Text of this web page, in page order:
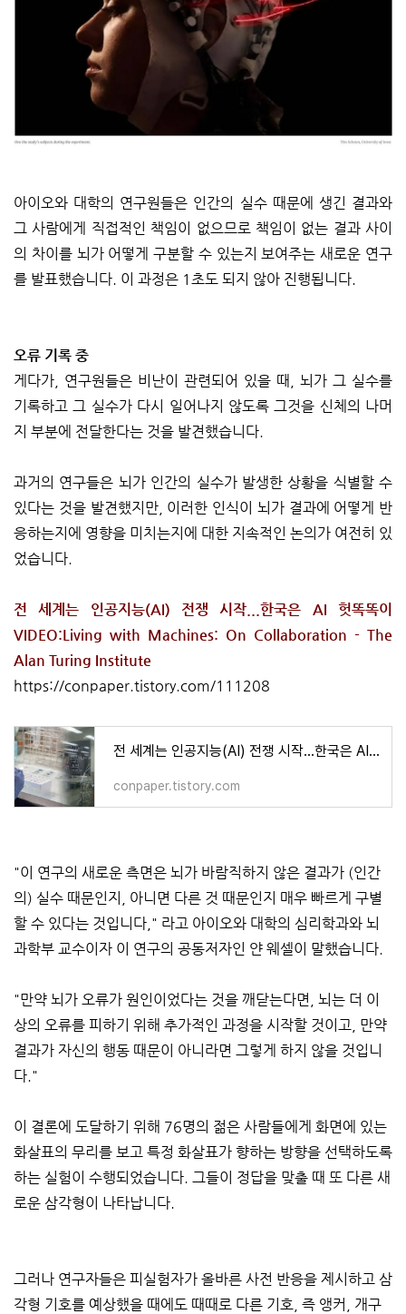
아이오와 대학의 연구원들은 인간의 실수 때문에 생긴 결과와
그 사람에게 직접적인 책임이 없으므로 책임이 없는 결과 사이
의 차이를 뇌가 어떻게 구분할 수 있는지 보여주는 새로운 연구
를 발표했습니다. 이 과정은 1초도 되지 않아 진행됩니다.
오류 기록 중
게다가, 연구원들은 비난이 관련되어 있을 때, 뇌가 그 실수를
기록하고 그 실수가 다시 일어나지 않도록 그것을 신체의 나머
지 부분에 전달한다는 것을 발견했습니다.
과거의 연구들은 뇌가 인간의 실수가 발생한 상황을 식별할 수
있다는 것을 발견했지만, 이러한 인식이 뇌가 결과에 어떻게 반
응하는지에 영향을 미치는지에 대한 지속적인 논의가 여전히 있
었습니다.
전 세계는 인공지능(AI) 전쟁 시작...한국은 AI 헛똑똑이
VIDEO:Living with Machines: On Collaboration - The
Alan Turing Institute
https://conpaper.tistory.com/111208
전 세계는 인공지능(AI) 전쟁 시작...한국은 AI 헛똑똑이 VIDEO:Living with Machines: On Collaboration - The A
conpaper.tistory.com
"이 연구의 새로운 측면은 뇌가 바람직하지 않은 결과가 (인간
의) 실수 때문인지, 아니면 다른 것 때문인지 매우 빠르게 구별
할 수 있다는 것입니다," 라고 아이오와 대학의 심리학과와 뇌
과학부 교수이자 이 연구의 공동저자인 얀 웨셀이 말했습니다.
"만약 뇌가 오류가 원인이었다는 것을 깨닫는다면, 뇌는 더 이
상의 오류를 피하기 위해 추가적인 과정을 시작할 것이고, 만약
결과가 자신의 행동 때문이 아니라면 그렇게 하지 않을 것입니
다."
이 결론에 도달하기 위해 76명의 젊은 사람들에게 화면에 있는
화살표의 무리를 보고 특정 화살표가 향하는 방향을 선택하도록
하는 실험이 수행되었습니다. 그들이 정답을 맞출 때 또 다른 새
로운 삼각형이 나타납니다.
그러나 연구자들은 피실험자가 올바른 사전 반응을 제시하고 삼
각형 기호를 예상했을 때에도 때때로 다른 기호, 즉 앵커, 개구